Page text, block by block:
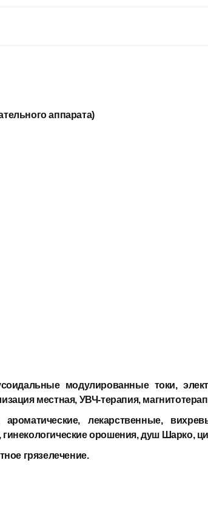
аппарата)
модулированные токи,
местная, УВЧ-терапия,
лекарственные,
орошения, душ Шарко,
грязелечение.